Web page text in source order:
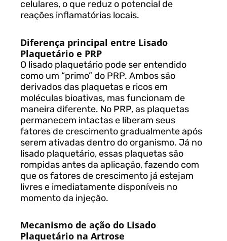
celulares, o que reduz o potencial de
reações inflamatórias locais.
Diferença principal entre Lisado
Plaquetário e PRP
O lisado plaquetário pode ser entendido
como um “primo” do PRP. Ambos são
derivados das plaquetas e ricos em
moléculas bioativas, mas funcionam de
maneira diferente. No PRP, as plaquetas
permanecem intactas e liberam seus
fatores de crescimento gradualmente após
serem ativadas dentro do organismo. Já no
lisado plaquetário, essas plaquetas são
rompidas antes da aplicação, fazendo com
que os fatores de crescimento já estejam
livres e imediatamente disponíveis no
momento da injeção.
Mecanismo de ação do Lisado
Plaquetário na Artrose